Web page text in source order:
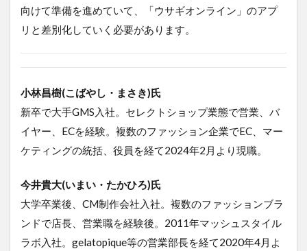
向けて準備を進めていて、「ウサギオンライン」のアプ
リと差別化していく必要があります。
小林昌樹(こばやし・まさき)氏
新卒で大手GMS入社。セレクトショップ業態で営業、バ
イヤー、ECを経験。複数のファッション企業でEC、マー
ケティングの統括、役員を経て2024年2月より現職。
今井貴大(いまい・たかひろ)氏
大学卒業後、CM制作会社入社。複数のファッションブラ
ンドで店長、営業職を経験後。2011年マッシュスタイル
ラボ入社。gelatopique等の営業部長を経て2020年4月よ